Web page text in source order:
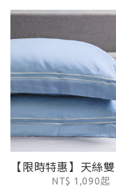
NT$ 1,090起